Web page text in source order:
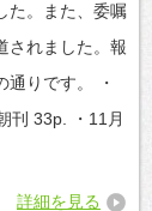
た。また、委嘱
されました。報
通りです。 ・
刊 33p. ・11月
詳細を見る